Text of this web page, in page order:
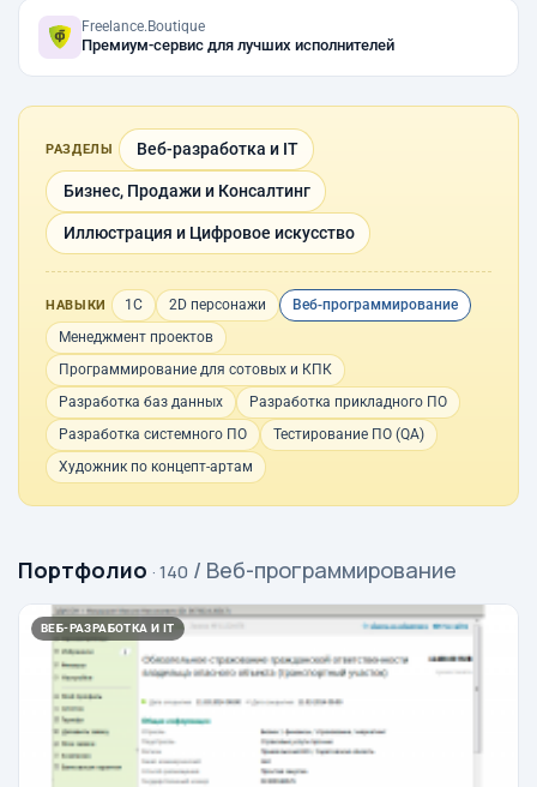
Freelance.Boutique
Премиум-сервис для лучших исполнителей
РАЗДЕЛЫ Веб-разработка и IT
Бизнес, Продажи и Консалтинг
Иллюстрация и Цифровое искусство
НАВЫКИ 1С 2D персонажи
Веб-программирование
Менеджмент проектов
Программирование для сотовых и КПК
Разработка баз данных
Разработка прикладного ПО
Разработка системного ПО
Тестирование ПО (QA)
Художник по концепт-артам
Портфолио · 140 / Веб-программирование
ВЕБ-РАЗРАБОТКА И IT